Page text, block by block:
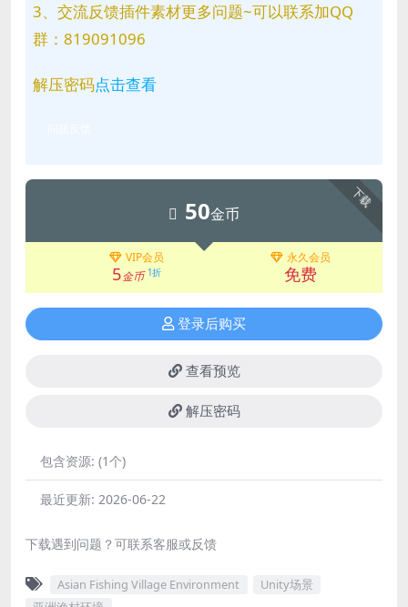
3、交流反馈插件素材更多问题~可以联系加QQ
群：819091096
解压密码点击查看
下载
50金币
VIP会员
5金币 1折
永久会员
免费
登录后购买
查看预览
解压密码
包含资源: (1个)
最近更新: 2026-06-22
下载遇到问题？可联系客服或反馈
Asian Fishing Village Environment
Unity场景